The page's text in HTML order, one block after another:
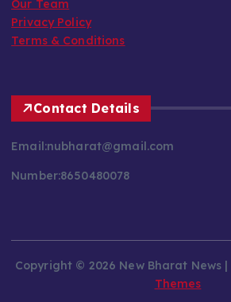
Our Team
Privacy Policy
Terms & Conditions
Contact Details
Email:nubharat@gmail.com
Number:8650480078
Copyright © 2026 New Bharat News
Themes